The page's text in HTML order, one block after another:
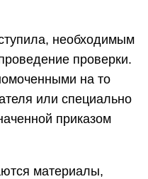
необходимым
проверки.
на то
или специально
приказом
материалы,